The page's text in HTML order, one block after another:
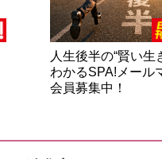
人生後半の“賢い生
わかるSPA!メール
会員募集中！